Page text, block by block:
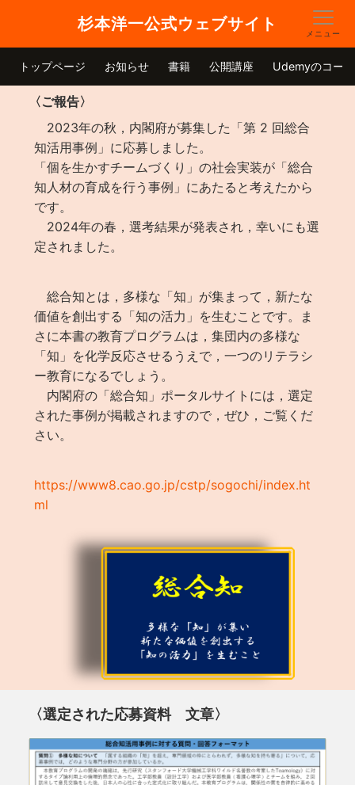
杉本洋一公式ウェブサイト メニュー
トップページ お知らせ 書籍 公開講座 Udemyのコース
〈ご報告〉
2023年の秋，内閣府が募集した「第 2 回総合
知活用事例」に応募しました。
「個を生かすチームづくり」の社会実装が「総合
知人材の育成を行う事例」にあたると考えたから
です。
2024年の春，選考結果が発表され，幸いにも選
定されました。
総合知とは，多様な「知」が集まって，新たな
価値を創出する「知の活力」を生むことです。ま
さに本書の教育プログラムは，集団内の多様な
「知」を化学反応させるうえで，一つのリテラシ
ー教育になるでしょう。
内閣府の「総合知」ポータルサイトには，選定
された事例が掲載されますので，ぜひ，ご覧くだ
さい。
https://www8.cao.go.jp/cstp/sogochi/index.ht
ml
〈選定された応募資料 文章〉